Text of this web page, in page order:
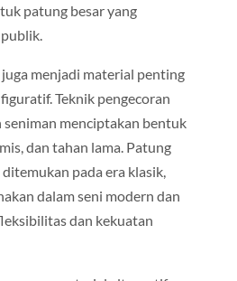
patung besar yang
menjadi material penting
Teknik pengecoran
seniman menciptakan bentuk
dan tahan lama. Patung
pada era klasik,
dalam seni modern dan
dan kekuatan